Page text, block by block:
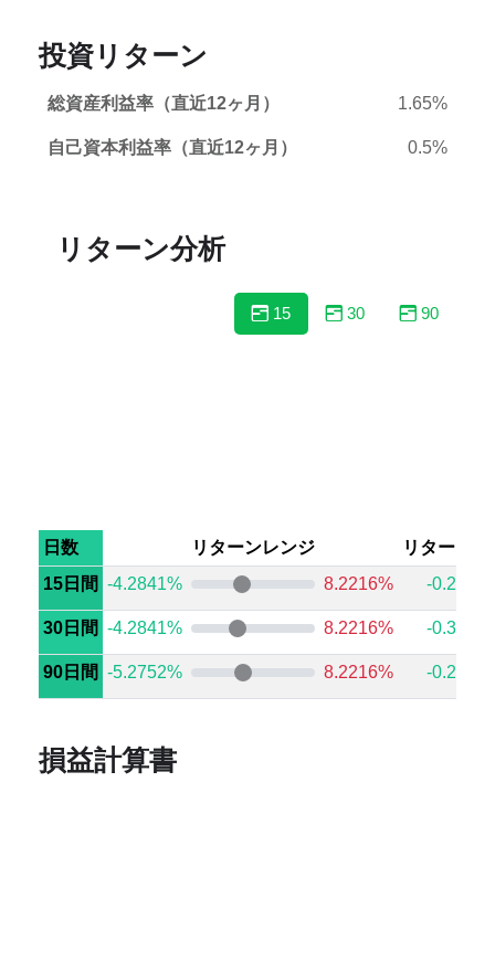
投資リターン
総資産利益率（直近12ヶ月） 1.65%
自己資本利益率（直近12ヶ月） 0.5%
リターン分析
15 30 90
日数 リターンレンジ
リターン
15日間 -4.2841% 8.2216% -
30日間 -4.2841% 8.2216% -
90日間 -5.2752% 8.2216% -
損益計算書